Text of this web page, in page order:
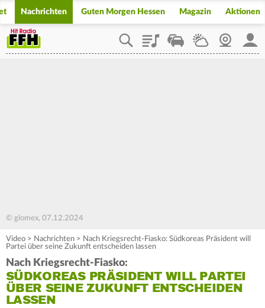
Nachrichten Guten Morgen Hessen Magazin Aktionen
PlaylistStaupilotWetterWebcam
© glomex, 07.12.2024
Video > Nachrichten > Nach Kriegsrecht-Fiasko: Südkoreas Präsident will
Partei über seine Zukunft entscheiden lassen
Nach Kriegsrecht-Fiasko:
SÜDKOREAS PRÄSIDENT WILL PARTEI
ÜBER SEINE ZUKUNFT ENTSCHEIDEN
LASSEN